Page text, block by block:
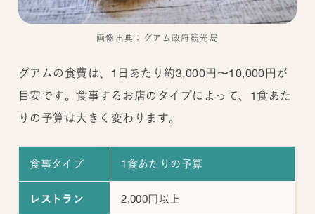
画像出典：グアム政府観光局
グアムの食費は、1日あたり約3,000円〜10,000円が
目安です。食事するお店のタイプによって、1食あた
りの予算は大きく変わります。
食事タイプ 1食あたりの予算
レストラン 2,000円以上